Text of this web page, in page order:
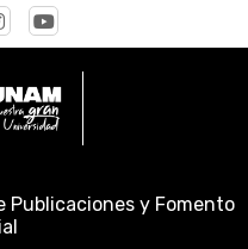
Publicaciones y Fomento